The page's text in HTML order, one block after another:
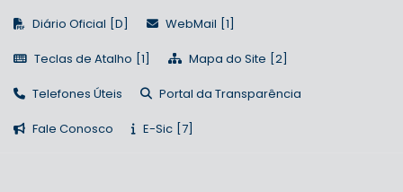
Diário Oficial WebMail
Teclas de Atalho Mapa do Site
Telefones Úteis Portal da Transparência
Fale Conosco E-Sic